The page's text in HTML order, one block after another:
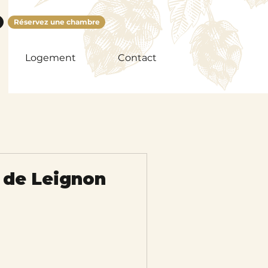
Logement Contact
Réservez une chambre
Leignon